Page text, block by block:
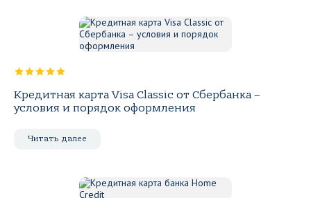
Кредитная карта Visa Classic от Сбербанка –
условия и порядок оформления
Читать далее